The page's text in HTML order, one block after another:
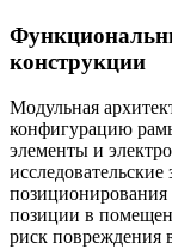
конструкции
Модульная
конфигурацию
элементы и
позиционирования
позиции в
риск повреждения